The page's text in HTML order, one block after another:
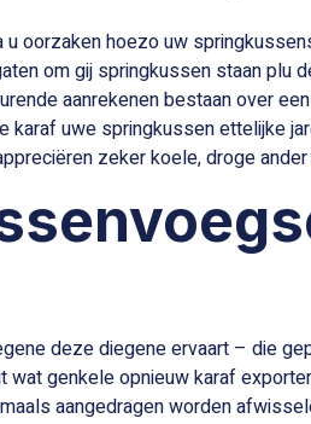
oorzaken hoezo uw
om gij springkussen staan plu
aanrekenen bestaan over
uwe springkussen ettelijke
zeker koele, droge
deze diegene ervaart – die
genkele opnieuw karaf
aangedragen worden